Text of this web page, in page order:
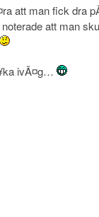
att man fick dra
att man
ivÃ¤g…